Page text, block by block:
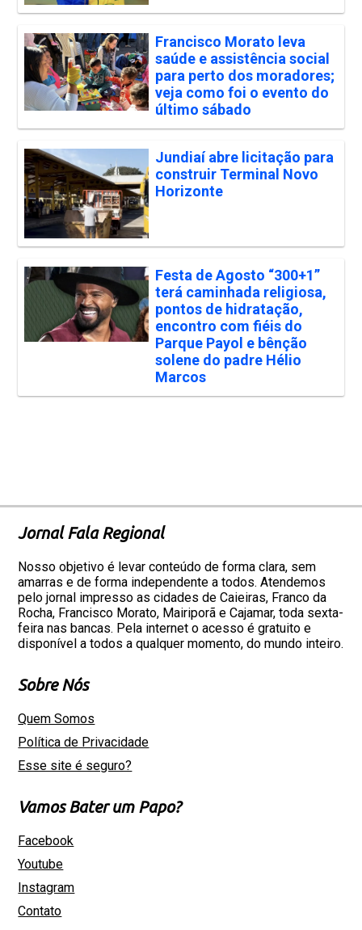
Francisco Morato leva
saúde e assistência social
para perto dos moradores;
veja como foi o evento do
último sábado
Jundiaí abre licitação para
construir Terminal Novo
Horizonte
Festa de Agosto “300+1”
terá caminhada religiosa,
pontos de hidratação,
encontro com fiéis do
Parque Payol e bênção
solene do padre Hélio
Marcos
Jornal Fala Regional
Nosso objetivo é levar conteúdo de forma clara, sem
amarras e de forma independente a todos. Atendemos
pelo jornal impresso as cidades de Caieiras, Franco da
Rocha, Francisco Morato, Mairiporã e Cajamar, toda sexta-
feira nas bancas. Pela internet o acesso é gratuito e
disponível a todos a qualquer momento, do mundo inteiro.
Sobre Nós
Quem Somos
Política de Privacidade
Esse site é seguro?
Vamos Bater um Papo?
Facebook
Youtube
Instagram
Contato